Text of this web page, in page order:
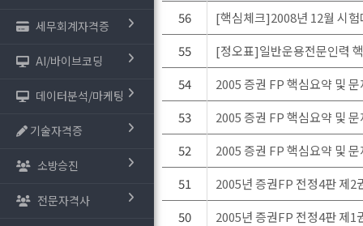
세무회계자격증
AI/바이브코딩
데이터분석/마케팅
기술자격증
소방승진
전문자격사
56
[핵심체크]2008년 12월 시
55
[정오표]일반운용전문인력
54
2005 증권 FP 핵심요약 및
53
2005 증권 FP 핵심요약 및
52
2005 증권 FP 핵심요약 및
51
2005년 증권FP 전정4판 제2
50
2005년 증권FP 전정4판 제1